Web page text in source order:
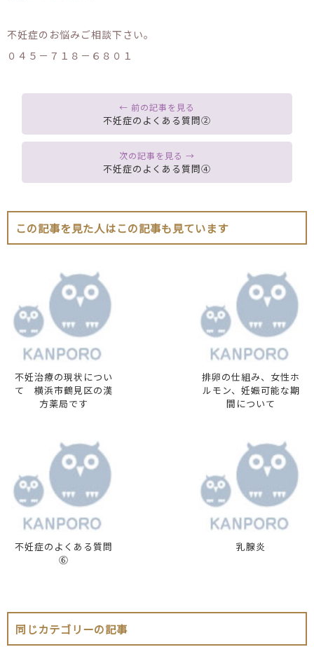
不妊症のお悩みご相談下さい。
０４５－７１８－６８０１
不妊症のよくある質問②
不妊症のよくある質問④
この記事を見た人はこの記事も見ています
不妊治療の現状につい
て 横浜市鶴見区の漢
方薬局です
排卵の仕組み、女性ホ
ルモン、妊娠可能な期
間について
不妊症のよくある質問
⑥
乳腺炎
同じカテゴリーの記事